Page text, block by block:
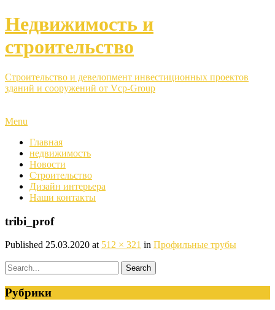
Недвижимость и
строительство
Строительство и девелопмент инвестиционных проектов
зданий и сооружений от Vcp-Group
Menu
Главная
недвижимость
Новости
Строительство
Дизайн интерьера
Наши контакты
tribi_prof
Published 25.03.2020 at 512 × 321 in Профильные трубы
Рубрики